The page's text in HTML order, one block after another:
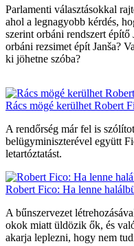
Parlamenti választásokkal
ahol a legnagyobb kérdés,
szerint orbáni rendszert
orbáni rezsimet épít Janša?
ki jöhetne szóba?
Rács mögé kerülhet Robert
A rendőrség már fel is
belügyminiszterével együtt
letartóztatást.
Robert Fico: Ha lenne
A bűnszervezet
okok miatt üldözik ők, és
akarja leplezni, hogy nem